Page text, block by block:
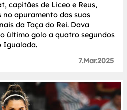
capitães de Liceo e Reus,
apuramento das suas
da Taça do Rei. Dava
último golo a quatro segundos
Igualada.
7.Mar.2025